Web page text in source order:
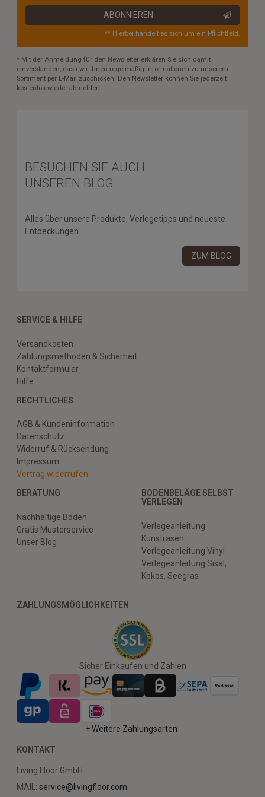
ABONNIEREN
** Hierbei handelt es sich um ein Pflichtfeld.
* Mit der Anmeldung für den Newsletter erklären Sie sich damit
einverstanden, dass wir Ihnen regelmäßig Informationen zu unserem
Sortiment per E-Mail zuschicken. Den Newsletter können Sie jederzeit
kostenlos wieder abmelden.
BESUCHEN SIE AUCH
UNSEREN BLOG
Alles über unsere Produkte, Verlegetipps und neueste
Entdeckungen.
ZUM BLOG
SERVICE & HILFE
Versandkosten
Zahlungsmethoden & Sicherheit
Kontaktformular
Hilfe
RECHTLICHES
AGB & Kundeninformation
Datenschutz
Widerruf & Rücksendung
Impressum
Vertrag widerrufen
BERATUNG
Nachhaltige Böden
Gratis Musterservice
Unser Blog
BODENBELÄGE SELBST
VERLEGEN
Verlegeanleitung
Kunstrasen
Verlegeanleitung Vinyl
Verlegeanleitung Sisal,
Kokos, Seegras
ZAHLUNGSMÖGLICHKEITEN
Sicher Einkaufen und Zahlen
+ Weitere Zahlungsarten
KONTAKT
Living Floor GmbH
MAIL: service@livingfloor.com